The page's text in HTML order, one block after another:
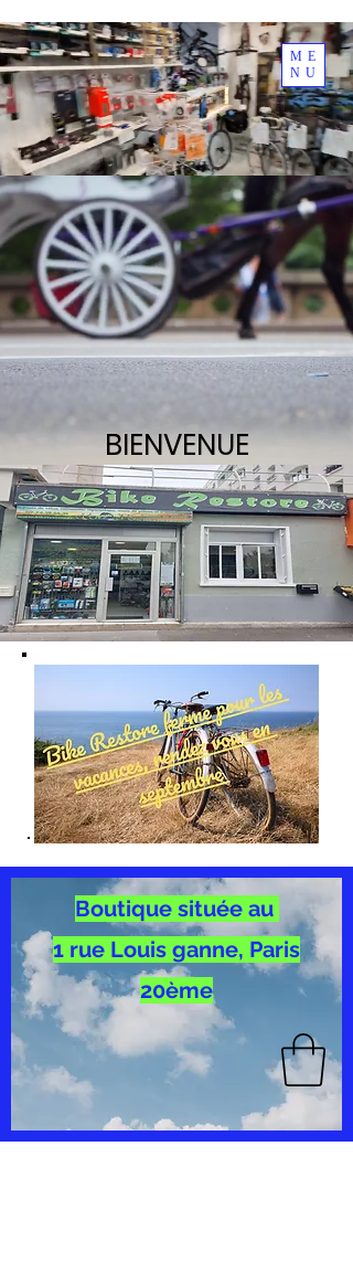
ME
NU
BIENVENUE
Boutique située au
1 rue Louis ganne, Paris
20ème